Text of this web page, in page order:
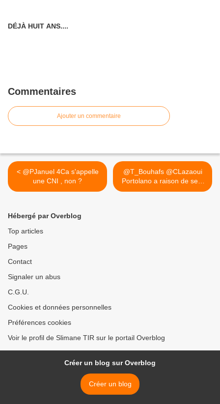
DÉJÀ HUIT ANS....
Commentaires
Ajouter un commentaire
< @PJanuel 4Ca s'appelle
une CNI , non ?
@T_Bouhafs @CLazaoui
Portolano a raison de se...
>
Hébergé par Overblog
Top articles
Pages
Contact
Signaler un abus
C.G.U.
Cookies et données personnelles
Préférences cookies
Voir le profil de Slimane TIR sur le portail Overblog
Créer un blog sur Overblog
Créer un blog